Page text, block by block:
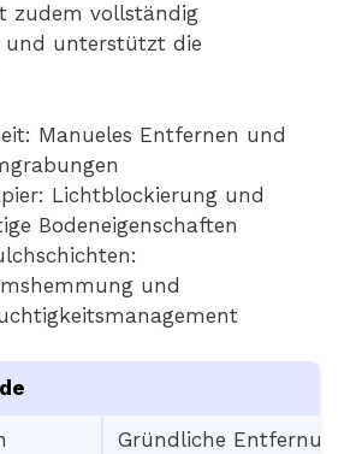
zudem vollständig
und unterstützt die
Manueles Entfernen und
Lichtblockierung und
Bodeneigenschaften
und
Gründliche Entfernung